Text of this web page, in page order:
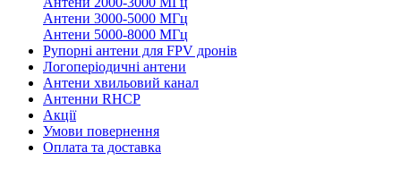
Антени 3000-5000 МГц
Антени 5000-8000 МГц
Рупорні антени для FPV дронів
Логоперіодичні антени
Антени хвильовий канал
Антенни RHCP
Акції
Умови повернення
Оплата та доставка